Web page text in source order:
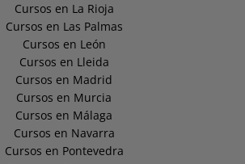
Cursos en La Rioja
Cursos en Las Palmas
Cursos en León
Cursos en Lleida
Cursos en Madrid
Cursos en Murcia
Cursos en Málaga
Cursos en Navarra
Cursos en Pontevedra